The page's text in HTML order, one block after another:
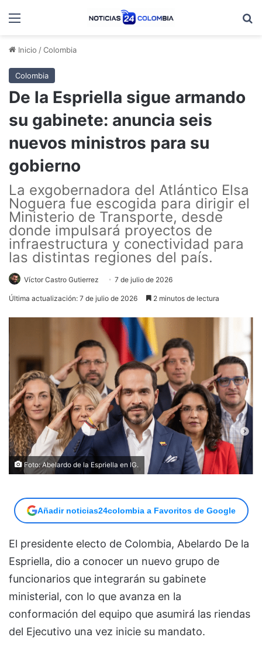
Menú
Inicio /Colombia
Colombia
De la Espriella sigue armando
su gabinete: anuncia seis
nuevos ministros para su
gobierno
La exgobernadora del Atlántico Elsa
Noguera fue escogida para dirigir el
Ministerio de Transporte, desde
donde impulsará proyectos de
infraestructura y conectividad para
las distintas regiones del país.
Víctor Castro Gutierrez 7 de julio de 2026
Última actualización: 7 de julio de 2026 2 minutos de lectura
Foto: Abelardo de la Espriella en IG.
Añadir noticias24colombia a Favoritos de Google
El presidente electo de Colombia, Abelardo De la
Espriella, dio a conocer un nuevo grupo de
funcionarios que integrarán su gabinete
ministerial, con lo que avanza en la
conformación del equipo que asumirá las riendas
del Ejecutivo una vez inicie su mandato.